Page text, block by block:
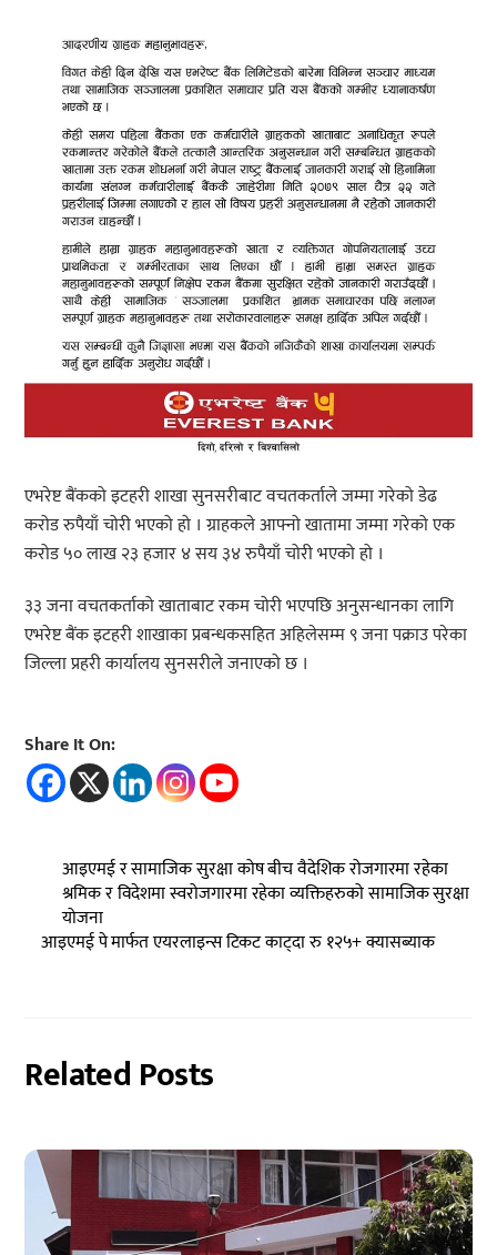
एभरेष्ट बैंकको इटहरी शाखा सुनसरीबाट वचतकर्ताले जम्मा गरेको डेढ
करोड रुपैयाँ चोरी भएको हो । ग्राहकले आफ्नो खातामा जम्मा गरेको एक
करोड ५० लाख २३ हजार ४ सय ३४ रुपैयाँ चोरी भएको हो ।
३३ जना वचतकर्ताको खाताबाट रकम चोरी भएपछि अनुसन्धानका लागि
एभरेष्ट बैंक इटहरी शाखाका प्रबन्धकसहित अहिलेसम्म ९ जना पक्राउ परेका
जिल्ला प्रहरी कार्यालय सुनसरीले जनाएको छ ।
Share It On:
आइएमई र सामाजिक सुरक्षा कोष बीच वैदेशिक रोजगारमा रहेका
श्रमिक र विदेशमा स्वरोजगारमा रहेका व्यक्तिहरुको सामाजिक सुरक्षा
योजना
आइएमई पे मार्फत एयरलाइन्स टिकट काट्दा रु १२५+ क्यासब्याक
Related Posts